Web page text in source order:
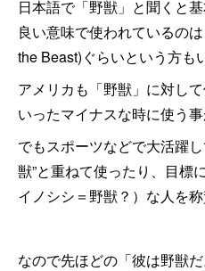
日本語で「野獣」と聞くと
良い意味で使われているの
the Beast)ぐらいという方も
アメリカも「野獣」に対し
いったマイナスな時に使う事
でもスポーツなどで大活躍
獣”と重ねて使ったり、目標
イノシシ＝野獣？）な人を
なので先ほどの「彼は野獣